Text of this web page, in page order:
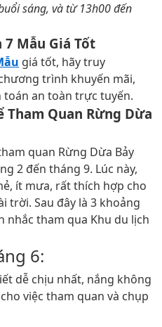
sáng, và từ 13h00 đến
7 Mẫu Giá Tốt
giá tốt, hãy truy
trình khuyến mãi,
toán an toàn trực tuyến.
Quan Rừng Dừa
quan Rừng Dừa Bảy
2 đến tháng 9. Lúc này,
ít mưa, rất thích hợp cho
trời. Sau đây là 3 khoảng
nhắc tham qua Khu du lịch
6:
dễ chịu nhất, nắng không
việc tham quan và chụp